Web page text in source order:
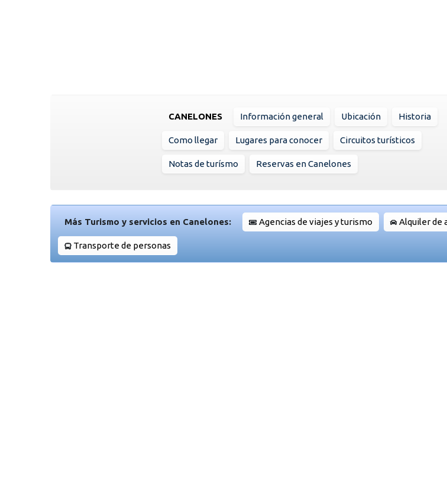
CANELONES Información general Ubicación Historia
Como llegar Lugares para conocer Circuitos turísticos
Notas de turísmo Reservas en Canelones
Más Turismo y servicios en Canelones: Agencias de viajes y turismo Alquiler de
Transporte de personas